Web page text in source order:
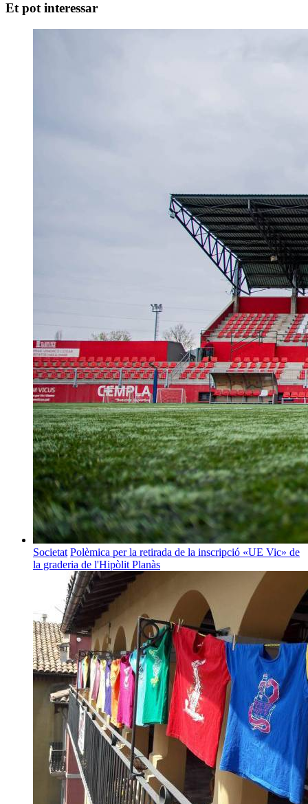
Et pot interessar
Societat Polèmica per la retirada de la inscripció «UE Vic» de
la graderia de l'Hipòlit Planàs